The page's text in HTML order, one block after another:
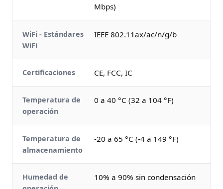
Mbps)
WiFi - Estándares
WiFi
IEEE 802.11ax/ac/n/g/b
Certificaciones CE, FCC, IC
Temperatura de
operación
0 a 40 °C (32 a 104 °F)
Temperatura de
almacenamiento
-20 a 65 °C (-4 a 149 °F)
Humedad de
10% a 90% sin condensación